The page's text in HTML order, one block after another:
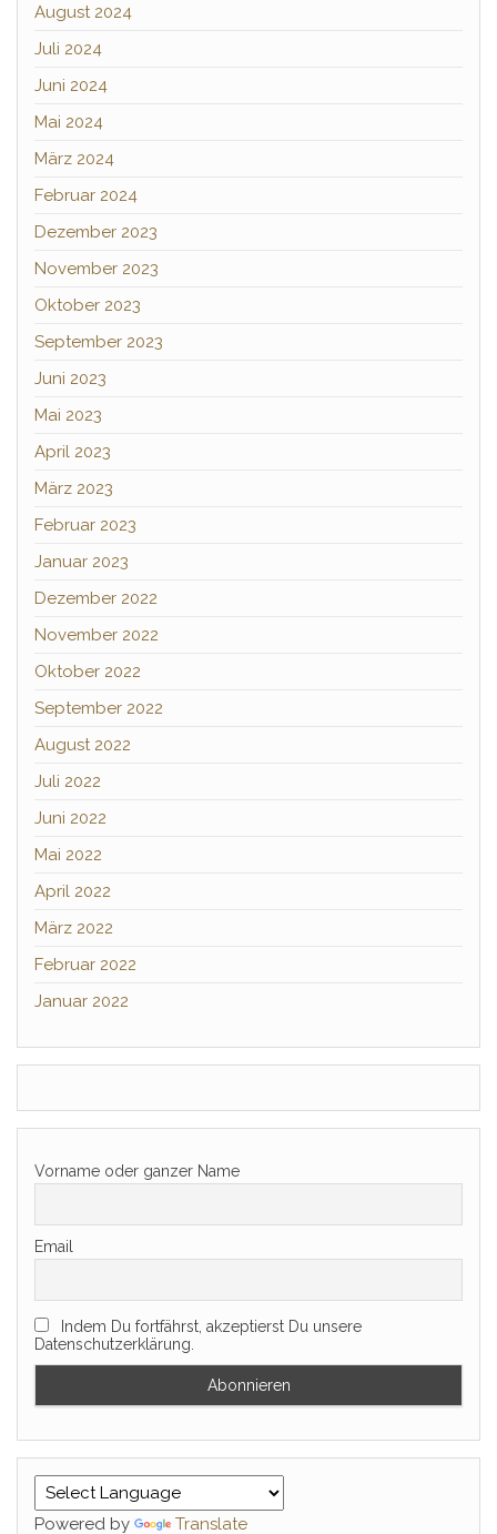
August 2024
Juli 2024
Juni 2024
Mai 2024
März 2024
Februar 2024
Dezember 2023
November 2023
Oktober 2023
September 2023
Juni 2023
Mai 2023
April 2023
März 2023
Februar 2023
Januar 2023
Dezember 2022
November 2022
Oktober 2022
September 2022
August 2022
Juli 2022
Juni 2022
Mai 2022
April 2022
März 2022
Februar 2022
Januar 2022
Vorname oder ganzer Name
Email
Indem Du fortfährst, akzeptierst Du unsere
Datenschutzerklärung.
Powered by Translate